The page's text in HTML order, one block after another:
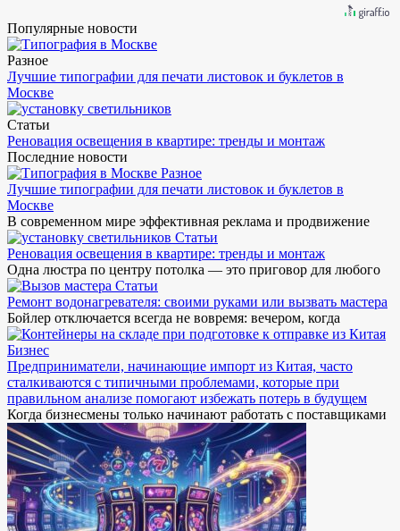
Популярные новости
Разное
Лучшие типографии для печати листовок и буклетов в
Москве
Статьи
Реновация освещения в квартире: тренды и монтаж
Последние новости
Разное
Лучшие типографии для печати листовок и буклетов в
Москве
В современном мире эффективная реклама и продвижение
Статьи
Реновация освещения в квартире: тренды и монтаж
Одна люстра по центру потолка — это приговор для любого
Статьи
Ремонт водонагревателя: своими руками или вызвать мастера
Бойлер отключается всегда не вовремя: вечером, когда
Бизнес
Предприниматели, начинающие импорт из Китая, часто
сталкиваются с типичными проблемами, которые при
правильном анализе помогают избежать потерь в будущем
Когда бизнесмены только начинают работать с поставщиками